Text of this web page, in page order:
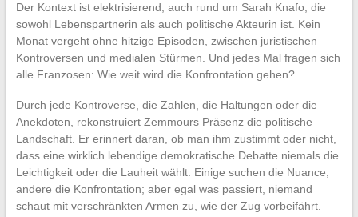
Der Kontext ist elektrisierend, auch rund um Sarah Knafo, die
sowohl Lebenspartnerin als auch politische Akteurin ist. Kein
Monat vergeht ohne hitzige Episoden, zwischen juristischen
Kontroversen und medialen Stürmen. Und jedes Mal fragen sich
alle Franzosen: Wie weit wird die Konfrontation gehen?
Durch jede Kontroverse, die Zahlen, die Haltungen oder die
Anekdoten, rekonstruiert Zemmours Präsenz die politische
Landschaft. Er erinnert daran, ob man ihm zustimmt oder nicht,
dass eine wirklich lebendige demokratische Debatte niemals die
Leichtigkeit oder die Lauheit wählt. Einige suchen die Nuance,
andere die Konfrontation; aber egal was passiert, niemand
schaut mit verschränkten Armen zu, wie der Zug vorbeifährt.